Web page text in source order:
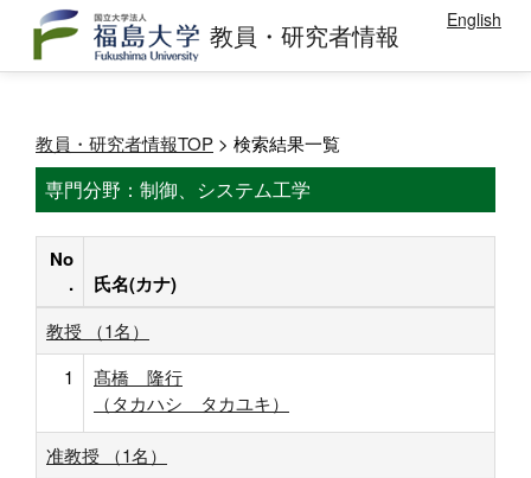
教員・研究者情報 English
教員・研究者情報TOP > 検索結果一覧
専門分野：制御、システム工学
No
.
氏名(カナ)
教授 （1名）
1
髙橋 隆行
（タカハシ タカユキ）
准教授 （1名）